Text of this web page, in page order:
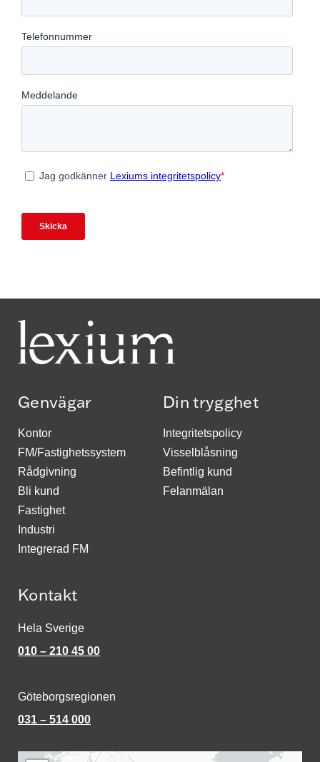
Genvägar
Kontor
FM/Fastighetssystem
Rådgivning
Bli kund
Fastighet
Industri
Integrerad FM
Din trygghet
Integritetspolicy
Visselblåsning
Befintlig kund
Felanmälan
Kontakt
Hela Sverige
010 – 210 45 00
Göteborgsregionen
031 – 514 000